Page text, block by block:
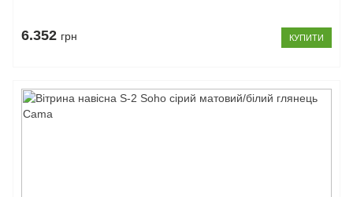
6.352 грн КУПИТИ